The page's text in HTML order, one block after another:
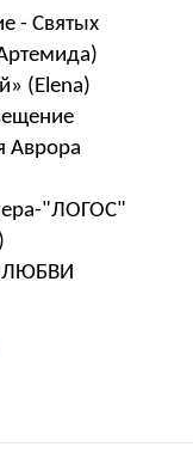
- Святых
(Elena)
Аврора
"ЛОГОС"
ЛЮБВИ